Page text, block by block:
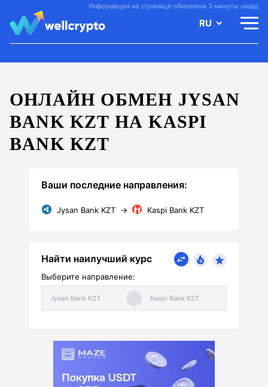
Информация на странице обновлена 3 минуты назад
RU
ОНЛАЙН ОБМЕН JYSAN
BANK KZT НА KASPI
BANK KZT
Ваши последние направления:
Jysan Bank KZT → Kaspi Bank KZT
Найти наилучший курс
Выберите направление: